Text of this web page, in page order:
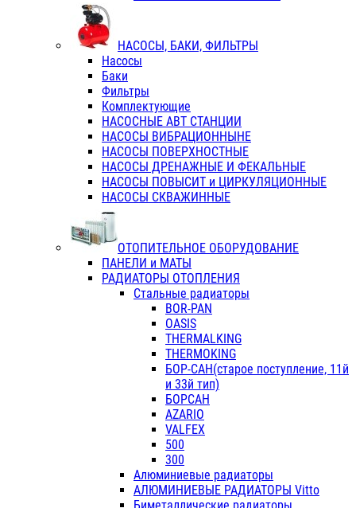
НАСОСЫ, БАКИ, ФИЛЬТРЫ
Насосы
Баки
Фильтры
Комплектующие
НАСОСНЫЕ АВТ СТАНЦИИ
НАСОСЫ ВИБРАЦИОННЫНЕ
НАСОСЫ ПОВЕРХНОСТНЫЕ
НАСОСЫ ДРЕНАЖНЫЕ И ФЕКАЛЬНЫЕ
НАСОСЫ ПОВЫСИТ и ЦИРКУЛЯЦИОННЫЕ
НАСОСЫ СКВАЖИННЫЕ
ОТОПИТЕЛЬНОЕ ОБОРУДОВАНИЕ
ПАНЕЛИ и МАТЫ
РАДИАТОРЫ ОТОПЛЕНИЯ
Стальные радиаторы
BOR-PAN
OASIS
THERMALKING
THERMOKING
БОР-САН(старое поступление, 11й
и 33й тип)
БОРСАН
AZARIO
VALFEX
500
300
Алюминиевые радиаторы
АЛЮМИНИЕВЫЕ РАДИАТОРЫ Vitto